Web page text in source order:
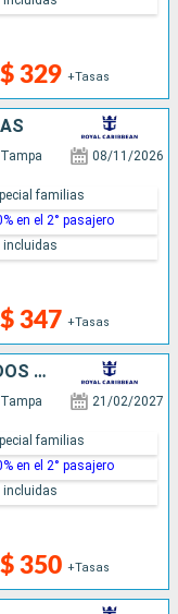
329 +Tasas
Tampa 08/11/2026
347 +Tasas
familias
en el 2° pasajero
incluidas
MÉXICO, HONDURAS, BELICE, ESTADOS UNIDOS
Tampa 21/02/2027
350 +Tasas
familias
en el 2° pasajero
incluidas